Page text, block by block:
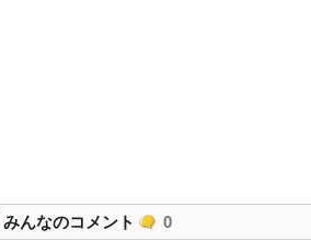
みんなのコメント 0